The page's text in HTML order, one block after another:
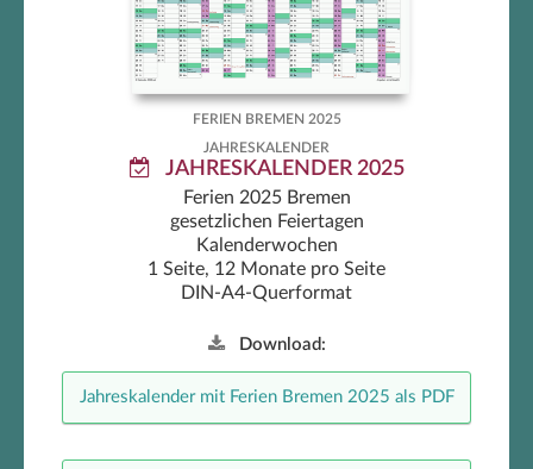
FERIEN BREMEN 2025
JAHRESKALENDER
JAHRESKALENDER 2025
Ferien 2025 Bremen
gesetzlichen Feiertagen
Kalenderwochen
1 Seite, 12 Monate pro Seite
DIN-A4-Querformat
Download:
Jahreskalender mit Ferien Bremen 2025 als PDF